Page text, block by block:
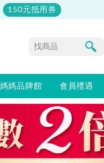
150元抵用券
媽品牌館 會員禮遇